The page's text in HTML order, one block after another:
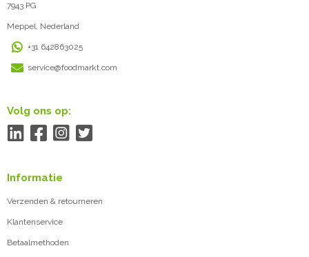
7943 PG
Meppel, Nederland
+31 642863025
service@foodmarkt.com
Volg ons op:
Informatie
Verzenden & retourneren
Klantenservice
Betaalmethoden